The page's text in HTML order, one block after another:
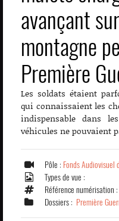
avançant
montagne
Première
Les soldats étaient
qui connaissaient les
indispensable dans
véhicules ne pouvaient
Pôle : Fonds Audiovisuel
Types de vue :
Référence numérisation :
Dossiers : Première